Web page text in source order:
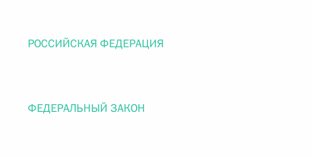
РОССИЙСКАЯ ФЕДЕРАЦИЯ
ФЕДЕРАЛЬНЫЙ ЗАКОН